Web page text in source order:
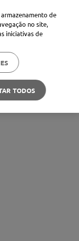
de
no site,
iniciativas de
TODOS